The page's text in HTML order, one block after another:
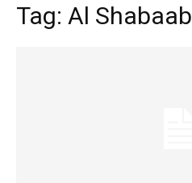
Tag: Al Shabaab